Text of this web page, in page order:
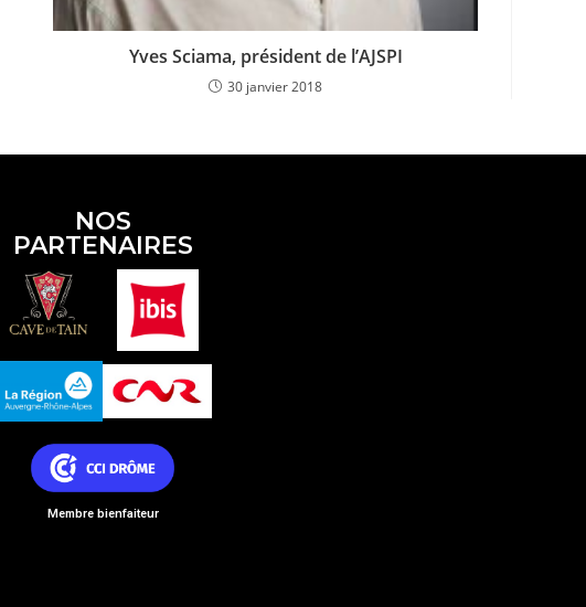
Yves Sciama, président de l’AJSPI
30 janvier 2018
NOS
PARTENAIRES
Membre bienfaiteur